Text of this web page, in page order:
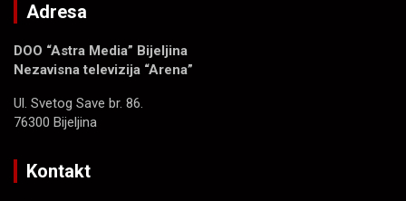
Adresa
DOO “Astra Media” Bijeljina
Nezavisna televizija “Arena”
Ul. Svetog Save br. 86.
76300 Bijeljina
Kontakt